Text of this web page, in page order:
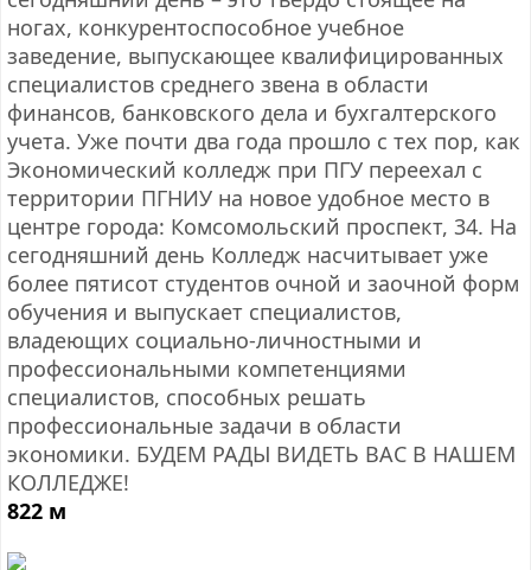
ногах, конкурентоспособное учебное
заведение, выпускающее квалифицированных
специалистов среднего звена в области
финансов, банковского дела и бухгалтерского
учета. Уже почти два года прошло с тех пор, как
Экономический колледж при ПГУ переехал с
территории ПГНИУ на новое удобное место в
центре города: Комсомольский проспект, 34. На
сегодняшний день Колледж насчитывает уже
более пятисот студентов очной и заочной форм
обучения и выпускает специалистов,
владеющих социально-личностными и
профессиональными компетенциями
специалистов, способных решать
профессиональные задачи в области
экономики. БУДЕМ РАДЫ ВИДЕТЬ ВАС В НАШЕМ
КОЛЛЕДЖЕ!
822 м